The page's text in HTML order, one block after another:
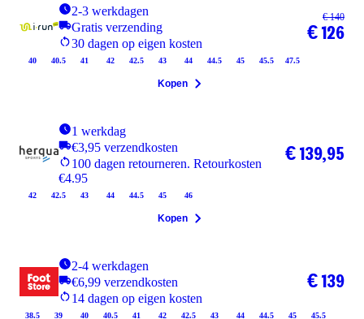
2-3 werkdagen
Gratis verzending
30 dagen op eigen kosten
40 40.5 41 42 42.5 43 44 44.5 45 45.5 47.5
€ 140
€ 126
Kopen
1 werkdag
€3,95 verzendkosten
100 dagen retourneren. Retourkosten
€4.95
42 42.5 43 44 44.5 45 46
€ 139,95
Kopen
2-4 werkdagen
€6,99 verzendkosten
14 dagen op eigen kosten
38.5 39 40 40.5 41 42 42.5 43 44 44.5 45 45.5
€ 139